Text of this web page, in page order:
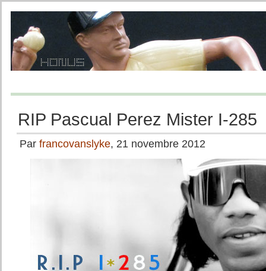
RIP Pascual Perez Mister I-285
Par francovanslyke, 21 novembre 2012